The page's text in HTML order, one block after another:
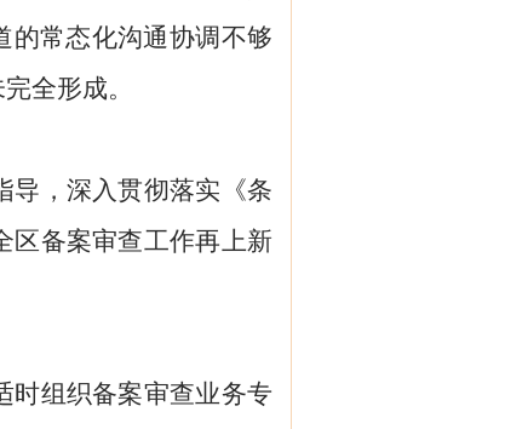
的常态化沟通协调不够
全形成。
导，深入贯彻落实《条
区备案审查工作再上新
时组织备案审查业务专